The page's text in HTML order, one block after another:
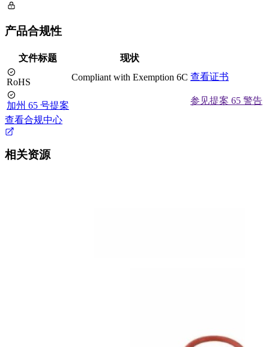
产品合规性
文件标题 现状
RoHS Compliant with Exemption 6C 查看证书
加州 65 号提案
参见提案 65 警告
查看合规中心
相关资源